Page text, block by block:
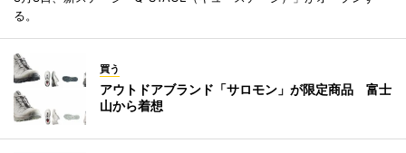
る。
買う
アウトドアブランド「サロモン」が限定商品 富士
山から着想